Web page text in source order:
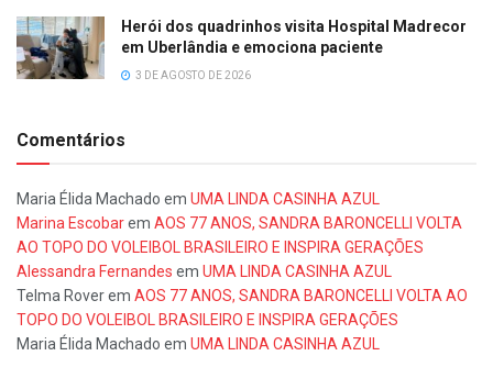
Herói dos quadrinhos visita Hospital Madrecor
em Uberlândia e emociona paciente
3 DE AGOSTO DE 2026
Comentários
Maria Élida Machado em UMA LINDA CASINHA AZUL
Marina Escobarem AOS 77 ANOS, SANDRA BARONCELLI VOLTA
AO TOPO DO VOLEIBOL BRASILEIRO E INSPIRA GERAÇÕES
Alessandra Fernandes em UMA LINDA CASINHA AZUL
Telma Roverem AOS 77 ANOS, SANDRA BARONCELLI VOLTA AO
TOPO DO VOLEIBOL BRASILEIRO E INSPIRA GERAÇÕES
Maria Élida Machado em UMA LINDA CASINHA AZUL